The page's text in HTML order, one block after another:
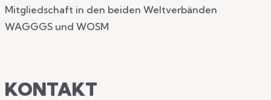
Mitgliedschaft in den beiden Weltverbänden
WAGGGS und WOSM
KONTAKT